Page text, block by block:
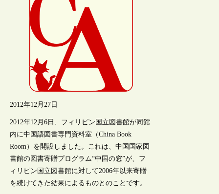
2012年12月27日
2012年12月6日、フィリピン国立図書館が同館
内に中国語図書専門資料室（China Book
Room）を開設しました。これは、中国国家図
書館の図書寄贈プログラム“中国の窓”が、フ
ィリピン国立図書館に対して2006年以来寄贈
を続けてきた結果によるものとのことです。